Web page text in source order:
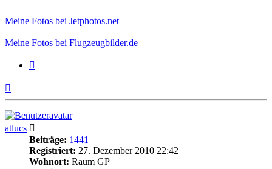
Meine Fotos bei Jetphotos.net
Meine Fotos bei Flugzeugbilder.de
atlucs
Beiträge: 1441
Registriert: 27. Dezember 2010 22:42
Wohnort: Raum GP